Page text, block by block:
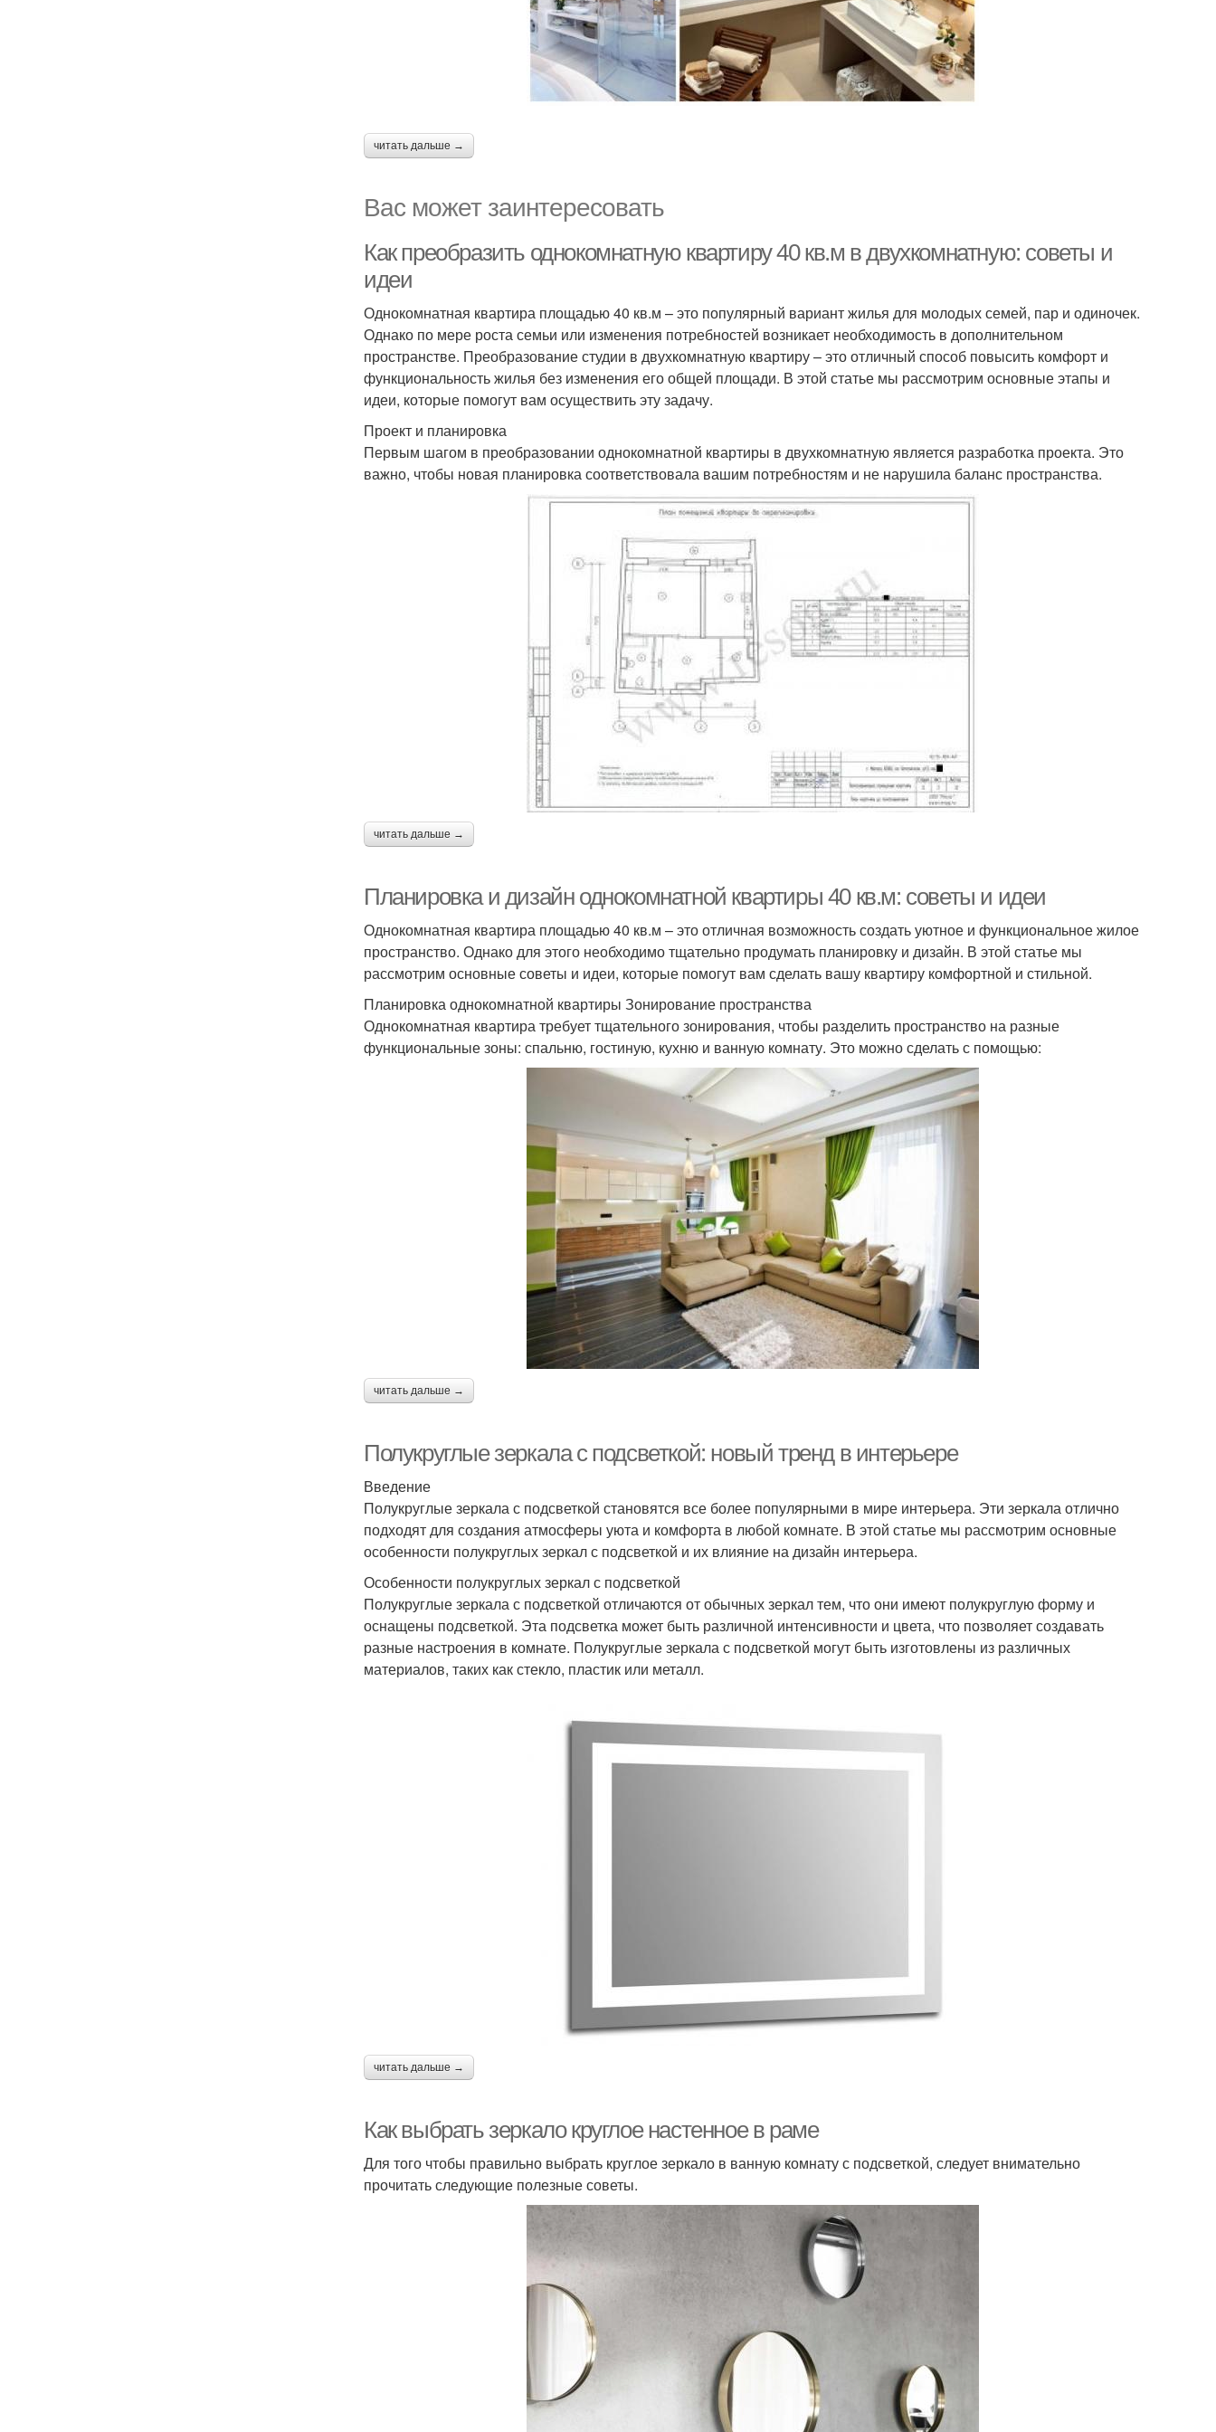
читать дальше →
Вас может заинтересовать
Как преобразить однокомнатную квартиру 40 кв.м в двухкомнатную: советы и
идеи
Однокомнатная квартира площадью 40 кв.м – это популярный вариант жилья для молодых семей, пар и одиночек.
Однако по мере роста семьи или изменения потребностей возникает необходимость в дополнительном
пространстве. Преобразование студии в двухкомнатную квартиру – это отличный способ повысить комфорт и
функциональность жилья без изменения его общей площади. В этой статье мы рассмотрим основные этапы и
идеи, которые помогут вам осуществить эту задачу.
Проект и планировка
Первым шагом в преобразовании однокомнатной квартиры в двухкомнатную является разработка проекта. Это
важно, чтобы новая планировка соответствовала вашим потребностям и не нарушила баланс пространства.
читать дальше →
Планировка и дизайн однокомнатной квартиры 40 кв.м: советы и идеи
Однокомнатная квартира площадью 40 кв.м – это отличная возможность создать уютное и функциональное жилое
пространство. Однако для этого необходимо тщательно продумать планировку и дизайн. В этой статье мы
рассмотрим основные советы и идеи, которые помогут вам сделать вашу квартиру комфортной и стильной.
Планировка однокомнатной квартиры Зонирование пространства
Однокомнатная квартира требует тщательного зонирования, чтобы разделить пространство на разные
функциональные зоны: спальню, гостиную, кухню и ванную комнату. Это можно сделать с помощью:
читать дальше →
Полукруглые зеркала с подсветкой: новый тренд в интерьере
Введение
Полукруглые зеркала с подсветкой становятся все более популярными в мире интерьера. Эти зеркала отлично
подходят для создания атмосферы уюта и комфорта в любой комнате. В этой статье мы рассмотрим основные
особенности полукруглых зеркал с подсветкой и их влияние на дизайн интерьера.
Особенности полукруглых зеркал с подсветкой
Полукруглые зеркала с подсветкой отличаются от обычных зеркал тем, что они имеют полукруглую форму и
оснащены подсветкой. Эта подсветка может быть различной интенсивности и цвета, что позволяет создавать
разные настроения в комнате. Полукруглые зеркала с подсветкой могут быть изготовлены из различных
материалов, таких как стекло, пластик или металл.
читать дальше →
Как выбрать зеркало круглое настенное в раме
Для того чтобы правильно выбрать круглое зеркало в ванную комнату с подсветкой, следует внимательно
прочитать следующие полезные советы.